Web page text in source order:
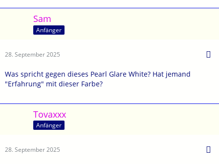
Sam
Anfänger
28. September 2025
Was spricht gegen dieses Pearl Glare White? Hat jemand
"Erfahrung" mit dieser Farbe?
Tovaxxx
Anfänger
28. September 2025